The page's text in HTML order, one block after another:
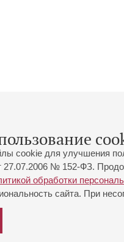
cookie для улучшения
№ 152-ФЗ.
обработки
сайта. При